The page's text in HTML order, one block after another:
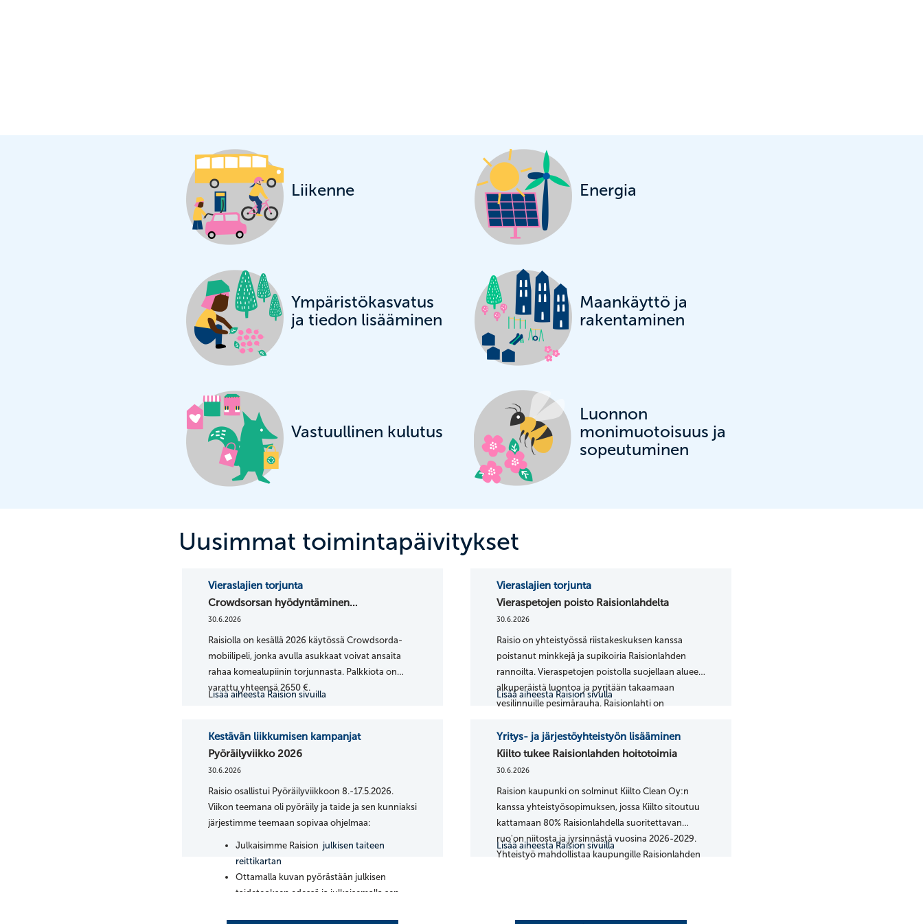
Liikenne Energia
Ympäristökasvatus
ja tiedon lisääminen
Maankäyttö ja
rakentaminen
Vastuullinen kulutus
Luonnon
monimuotoisuus ja
sopeutuminen
Uusimmat toimintapäivitykset
Vieraslajien torjunta
Crowdsorsan hyödyntäminen
30.6.2026
Raisiolla on kesällä 2026 käytössä Crowdsorda-
mobiilipeli, jonka avulla asukkaat voivat ansaita
rahaa komealupiinin torjunnasta. Palkkiota on
varattu yhteensä 2650 €.
Lisää aiheesta Raision sivuilla
Vieraslajien torjunta
Vieraspetojen poisto Raisionlahdelta
30.6.2026
Raisio on yhteistyössä riistakeskuksen kanssa
poistanut minkkejä ja supikoiria Raisionlahden
rannoilta. Vieraspetojen poistolla suojellaan alueen
alkuperäistä luontoa ja pyritään takaamaan
vesilinnuille pesimärauha. Raisionlahti on
lintuvesi.
Lisää aiheesta Raision sivulla
Kestävän liikkumisen kampanjat
Pyöräilyviikko 2026
30.6.2026
Raisio osallistui Pyöräilyviikkoon 8.-17.5.2026.
Viikon teemana oli pyöräily ja taide ja sen kunniaksi
järjestimme teemaan sopivaa ohjelmaa:
Julkaisimme Raision julkisen taiteen
reittikartan
Ottamalla kuvan pyörästään julkisen
taideteoksen edessä ja julkaisemalla sen
Yritys- ja järjestöyhteistyön lisääminen
Kiilto tukee Raisionlahden hoitotoimia
30.6.2026
Raision kaupunki on solminut Kiilto Clean Oy:n
kanssa yhteistyösopimuksen, jossa Kiilto sitoutuu
kattamaan 80% Raisionlahdella suoritettavan
ruo'on niitosta ja jyrsinnästä vuosina 2026-2029.
Yhteistyö mahdollistaa kaupungille Raisionlahden
Varsinaissuomalaiset yritykset luonnon
Lisää aiheesta Raision sivuilla